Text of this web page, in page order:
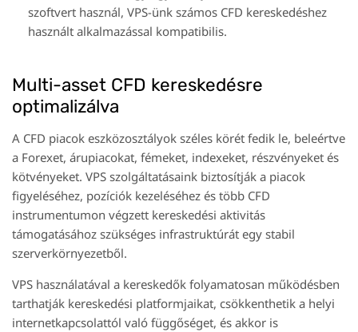
szoftvert használ, VPS-ünk számos CFD kereskedéshez
használt alkalmazással kompatibilis.
Multi-asset CFD kereskedésre
optimalizálva
A CFD piacok eszközosztályok széles körét fedik le, beleértve
a Forexet, árupiacokat, fémeket, indexeket, részvényeket és
kötvényeket. VPS szolgáltatásaink biztosítják a piacok
figyeléséhez, pozíciók kezeléséhez és több CFD
instrumentumon végzett kereskedési aktivitás
támogatásához szükséges infrastruktúrát egy stabil
szerverkörnyezetből.
VPS használatával a kereskedők folyamatosan működésben
tarthatják kereskedési platformjaikat, csökkenthetik a helyi
internetkapcsolattól való függőséget, és akkor is